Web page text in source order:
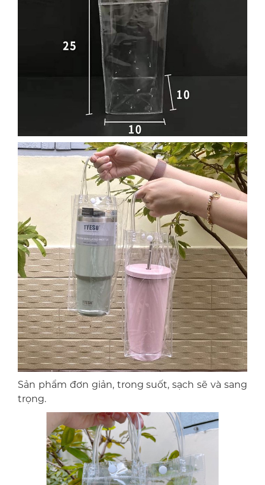
Sản phẩm đơn giản, trong suốt, sạch sẽ và sang
trọng.